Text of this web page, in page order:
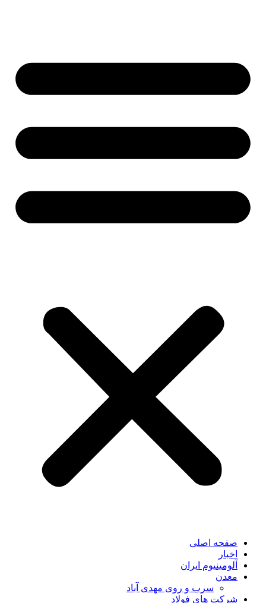
صفحه اصلی
اخبار
آلومینیوم ایران
معدن
سرب و روی مهدی آباد
شرکت های فولاد